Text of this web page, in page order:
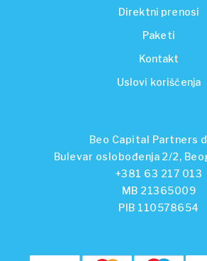
Direktni prenosi
Paketi
Kontakt
Uslovi korišćenja
Beo Capital Partners
Bulevar oslobođenja 2/2,
+381 63 217 013
MB 21365009
PIB 110578654